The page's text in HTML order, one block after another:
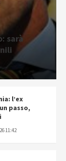
sarà
l’ex
passo,
11:42